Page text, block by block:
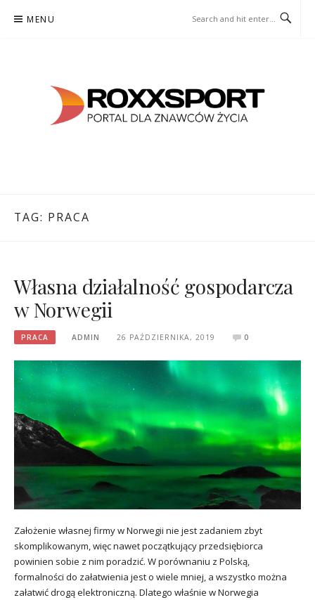
MENU
TAG: PRACA
Własna działalność gospodarcza
w Norwegii
PRACA ADMIN 26 PAŹDZIERNIKA, 2019 0
Założenie własnej firmy w Norwegii nie jest zadaniem zbyt
skomplikowanym, więc nawet początkujący przedsiębiorca
powinien sobie z nim poradzić. W porównaniu z Polską,
formalności do załatwienia jest o wiele mniej, a wszystko można
załatwić drogą elektroniczną. Dlatego właśnie w Norwegia